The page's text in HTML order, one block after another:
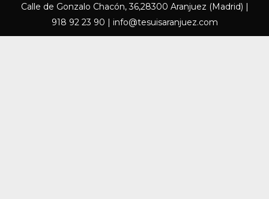
Calle de Gonzalo Chacón, 36,28300 Aranjuez (Madrid) |
918 92 23 90 | info@tesuisaranjuez.com